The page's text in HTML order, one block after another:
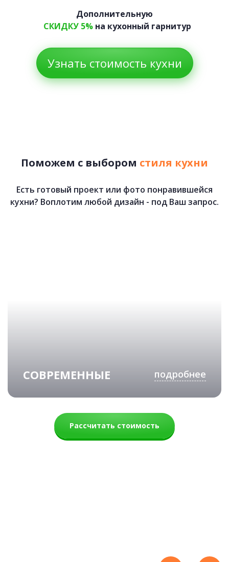
Дополнительную
СКИДКУ 5%на кухонный гарнитур
Узнать стоимость кухни
Поможем с выбором стиля кухни
Есть готовый проект или фото понравившейся
кухни? Воплотим любой дизайн - под Ваш запрос.
СОВРЕМЕННЫЕ подробнее
Рассчитать стоимость